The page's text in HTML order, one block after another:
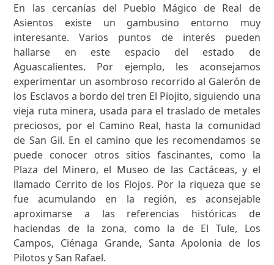
En las cercanías del Pueblo Mágico de Real de
Asientos existe un gambusino entorno muy
interesante. Varios puntos de interés pueden
hallarse en este espacio del estado de
Aguascalientes. Por ejemplo, les aconsejamos
experimentar un asombroso recorrido al Galerón de
los Esclavos a bordo del tren El Piojito, siguiendo una
vieja ruta minera, usada para el traslado de metales
preciosos, por el Camino Real, hasta la comunidad
de San Gil. En el camino que les recomendamos se
puede conocer otros sitios fascinantes, como la
Plaza del Minero, el Museo de las Cactáceas, y el
llamado Cerrito de los Flojos. Por la riqueza que se
fue acumulando en la región, es aconsejable
aproximarse a las referencias históricas de
haciendas de la zona, como la de El Tule, Los
Campos, Ciénaga Grande, Santa Apolonia de los
Pilotos y San Rafael.